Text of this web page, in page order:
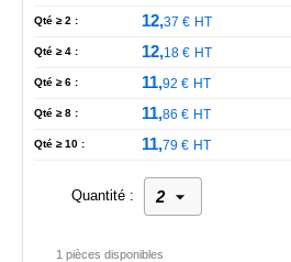
Qté ≥ 2 : 12,37 € HT
Qté ≥ 4 : 12,18€ HT
Qté ≥ 6 : 11,92 € HT
Qté ≥ 8 : 11,86 € HT
Qté ≥ 10 : 11,79€ HT
Quantité :
1 pièces disponibles